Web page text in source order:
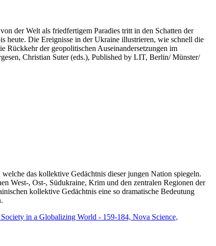
der Welt als friedfertigem Paradies tritt in den Schatten der
heute. Die Ereignisse in der Ukraine illustrieren, wie schnell die
Rückkehr der geopolitischen Auseinandersetzungen im
Christian Suter (eds.), Published by LIT, Berlin/ Münster/
das kollektive Gedächtnis dieser jungen Nation spiegeln.
West-, Ost-, Südukraine, Krim und den zentralen Regionen der
kollektive Gedächtnis eine so dramatische Bedeutung
in a Globalizing World - 159-184, Nova Science,